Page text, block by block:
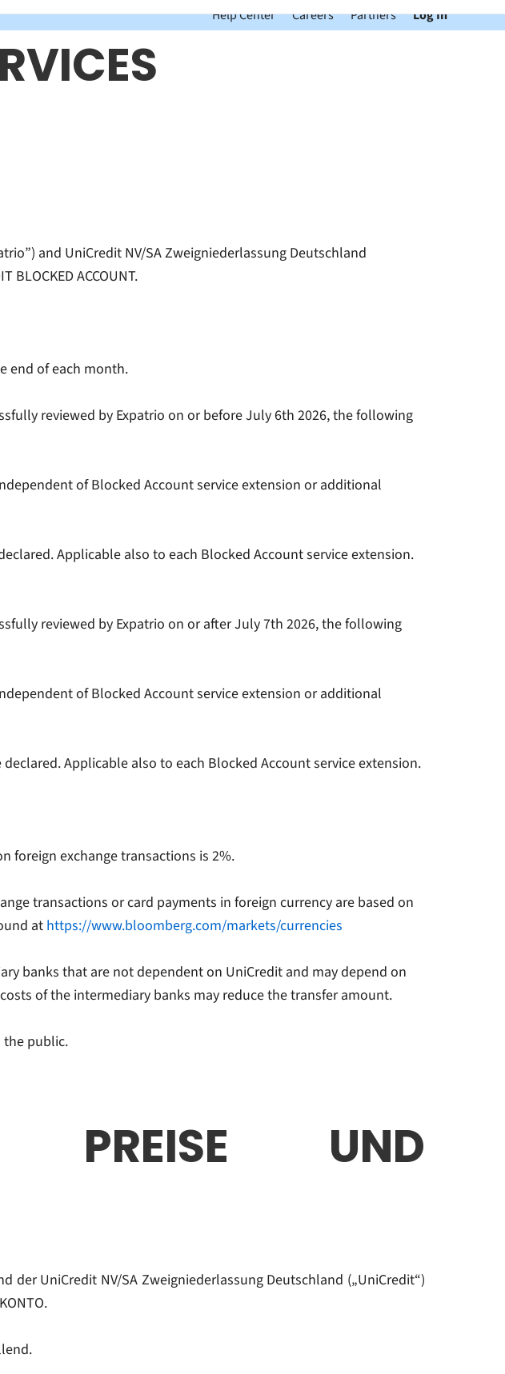
Help Center Careers Partners Log In
and UniCredit NV/SA Zweigniederlassung Deutschland
ACCOUNT.
end of each month.
reviewed by Expatrio on or before July 6th 2026, the following
of Blocked Account service extension or additional
Applicable also to each Blocked Account service extension.
reviewed by Expatrio on or after July 7th 2026, the following
of Blocked Account service extension or additional
Applicable also to each Blocked Account service extension.
foreign exchange transactions is 2%.
transactions or card payments in foreign currency are based on
at https://www.bloomberg.com/markets/currencies
banks that are not dependent on UniCredit and may depend on
of the intermediary banks may reduce the transfer amount.
the public.
PREISE UND
der UniCredit NV/SA Zweigniederlassung Deutschland („UniCredit“)